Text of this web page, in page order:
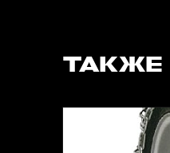
ТАКЖЕ